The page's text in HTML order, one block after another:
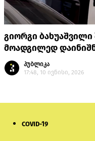
გიორგი ბახუაშვილი
მოადგილედ
პუბლიკა
17:48, 10 ივნისი, 2026
COVID-19